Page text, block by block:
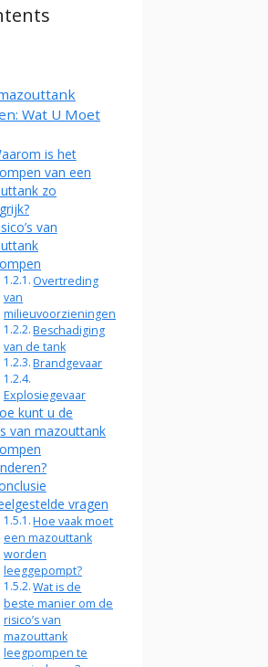
Wat U Moet
is het
van een
zo
van
Overtreding
van
milieuvoorzieningen
Beschadiging
van de tank
Brandgevaar
Explosiegevaar
kunt u de
van mazouttank
vragen
Hoe vaak moet
een mazouttank
worden
leeggepompt?
Wat is de
beste manier om de
risico’s van
mazouttank
leegpompen te